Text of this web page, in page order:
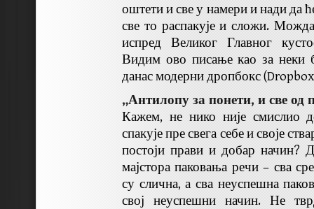
оштети и све у намери и нади да
све то распакује и сложи.
испред Великог Главног
Видим ово писање као за неки
данас модерни дропбокс
„Антилопу за понети, и све од
Кажем, не нико није смислио
спакује пре свега себе и своје
постоји прави и добар начин?
мајстора паковања речи – сва
су слична, а сва неуспешна
свој неуспешни начин. Не